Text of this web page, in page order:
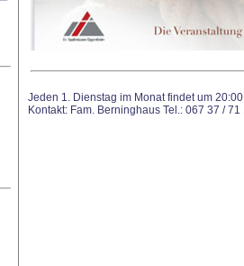
Jeden 1. Dienstag im Monat findet um
Kontakt: Fam. Berninghaus Tel.: 067 37 / 71